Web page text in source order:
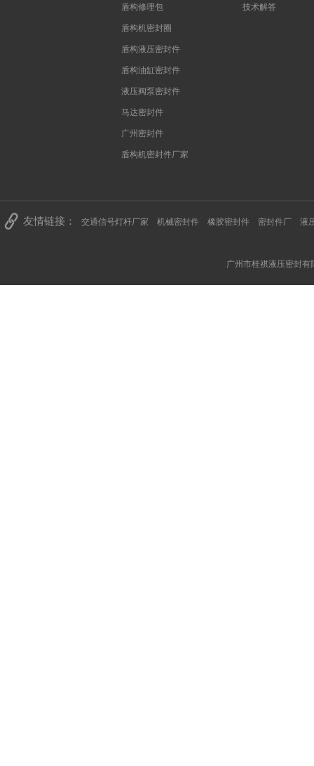
盾构修理包
盾构机密封圈
盾构液压密封件
盾构油缸密封件
液压阀泵密封件
马达密封件
广州密封件
盾构机密封件厂家
技术解答
友情链接： 交通信号灯杆厂家 机械密封件 橡胶密封件 密封件厂 液
广州市桂祺液压密封有